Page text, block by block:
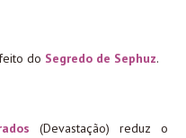
do Segredo de Sephuz.
(Devastação) reduz o